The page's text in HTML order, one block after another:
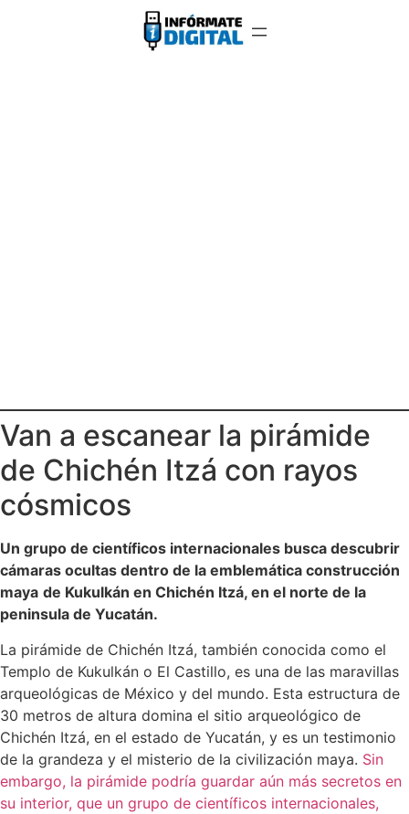
Van a escanear la pirámide
de Chichén Itzá con rayos
cósmicos
Un grupo de científicos internacionales busca descubrir
cámaras ocultas dentro de la emblemática construcción
maya de Kukulkán en Chichén Itzá, en el norte de la
peninsula de Yucatán.
La pirámide de Chichén Itzá, también conocida como el
Templo de Kukulkán o El Castillo, es una de las maravillas
arqueológicas de México y del mundo. Esta estructura de
30 metros de altura domina el sitio arqueológico de
Chichén Itzá, en el estado de Yucatán, y es un testimonio
de la grandeza y el misterio de la civilización maya. Sin
embargo, la pirámide podría guardar aún más secretos en
su interior, que un grupo de científicos internacionales,